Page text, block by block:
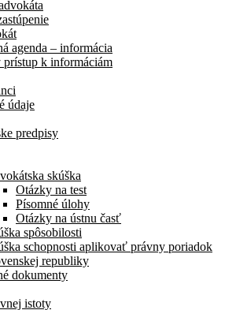
agenda – informácia
prístup k informáciám
údaje
predpisy
skúška
Otázky na test
Písomné úlohy
Otázky na ústnu časť
spôsobilosti
schopnosti aplikovať právny poriadok
republiky
dokumenty
istoty